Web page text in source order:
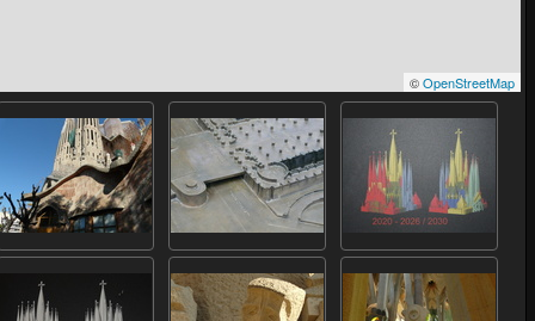
©OpenStreetMap